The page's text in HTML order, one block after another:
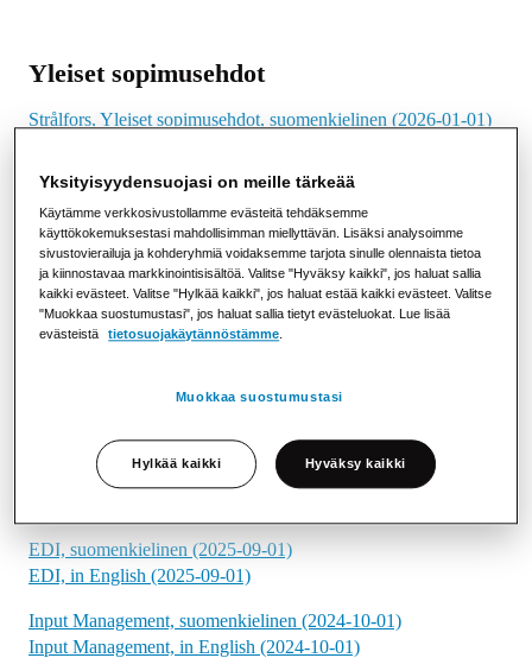
Yleiset sopimusehdot
Strålfors, Yleiset sopimusehdot, suomenkielinen (2026-01-01)
01)
Erityisehdot
B2B Verkkolasku, suomenkielinen (2022-01-01)
B2B eInvoice, in English (2022-01-01)
B2C eLasku, suomenkielinen (2018-03-01)
Digitaaliset postilaatikot, suomenkielinen (2020-02-01)
eArkisto, suomenkielinen (2018-01-01)
EDI, suomenkielinen (2025-09-01)
EDI, in English (2025-09-01)
Input Management, suomenkielinen (2024-10-01)
Input Management, in English (2024-10-01)
Yksityisyydensuojasi on meille tärkeää
Käytämme verkkosivustollamme evästeitä tehdäksemme
käyttökokemuksestasi mahdollisimman miellyttävän. Lisäksi analysoimme
sivustovierailuja ja kohderyhmiä voidaksemme tarjota sinulle olennaista tietoa
ja kiinnostavaa markkinointisisältöä. Valitse "Hyväksy kaikki", jos haluat sallia
kaikki evästeet. Valitse "Hylkää kaikki", jos haluat estää kaikki evästeet. Valitse
"Muokkaa suostumustasi", jos haluat sallia tietyt evästeluokat. Lue lisää
evästeistä
tietosuojakäytännöstämme.
Muokkaa suostumustasi
Hylkää kaikki Hyväksy kaikki